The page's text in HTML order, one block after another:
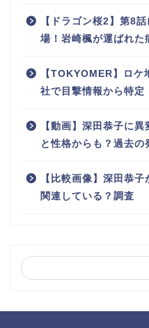
【ドラゴン桜2】第8
場！岩崎楓が運ばれた
【TOKYOMER】ロ
社で目撃情報から特定
【動画】深田恭子に
と性格からも？過去の
【比較画像】深田恭
関連している？調査